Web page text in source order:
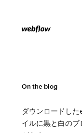
On the blog
ダウンロードし
イルに黒と白のブ